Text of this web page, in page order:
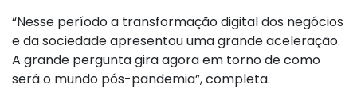
“Nesse período a transformação digital dos negócios
e da sociedade apresentou uma grande aceleração.
A grande pergunta gira agora em torno de como
será o mundo pós-pandemia”, completa.